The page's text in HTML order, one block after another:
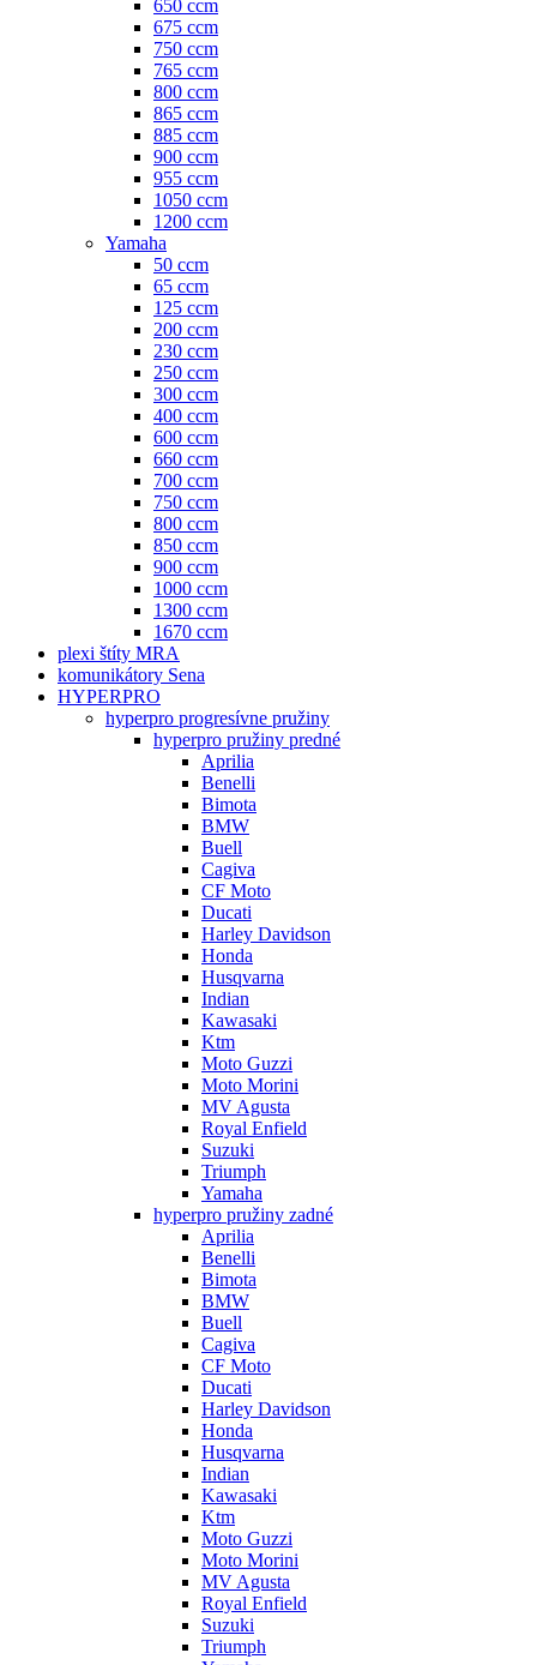
650 ccm
675 ccm
750 ccm
765 ccm
800 ccm
865 ccm
885 ccm
900 ccm
955 ccm
1050 ccm
1200 ccm
Yamaha
50 ccm
65 ccm
125 ccm
200 ccm
230 ccm
250 ccm
300 ccm
400 ccm
600 ccm
660 ccm
700 ccm
750 ccm
800 ccm
850 ccm
900 ccm
1000 ccm
1300 ccm
1670 ccm
plexi štíty MRA
komunikátory Sena
HYPERPRO
hyperpro progresívne pružiny
hyperpro pružiny predné
Aprilia
Benelli
Bimota
BMW
Buell
Cagiva
CF Moto
Ducati
Harley Davidson
Honda
Husqvarna
Indian
Kawasaki
Ktm
Moto Guzzi
Moto Morini
MV Agusta
Royal Enfield
Suzuki
Triumph
Yamaha
hyperpro pružiny zadné
Aprilia
Benelli
Bimota
BMW
Buell
Cagiva
CF Moto
Ducati
Harley Davidson
Honda
Husqvarna
Indian
Kawasaki
Ktm
Moto Guzzi
Moto Morini
MV Agusta
Royal Enfield
Suzuki
Triumph